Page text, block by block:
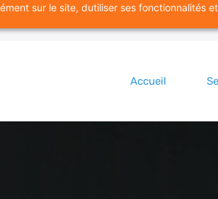
sur le site, dutiliser ses fonctionnalités
Accueil